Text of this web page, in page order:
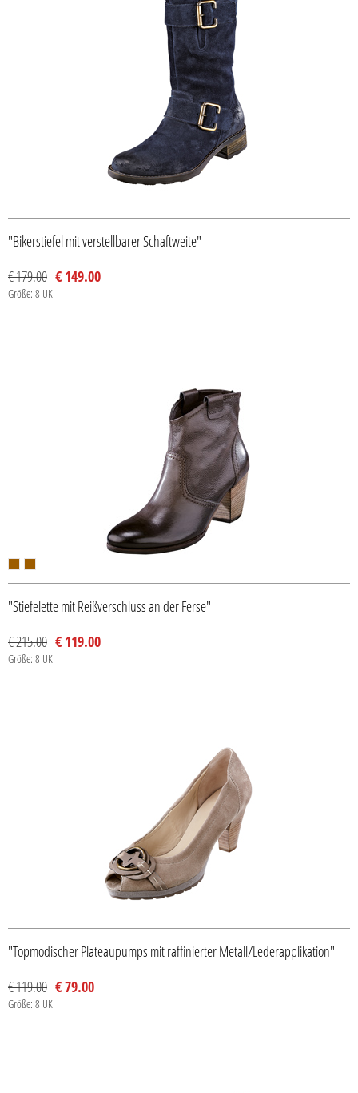
"Bikerstiefel mit verstellbarer Schaftweite"
€ 179.00 € 149.00
Größe: 8 UK
"Stiefelette mit Reißverschluss an der Ferse"
€ 215.00 € 119.00
Größe: 8 UK
"Topmodischer Plateaupumps mit raffinierter Metall/Lederapplikation"
€ 119.00 € 79.00
Größe: 8 UK